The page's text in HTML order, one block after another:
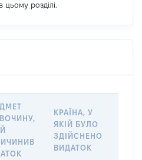
цьому розділі.
КРАЇНА, У
ЯКІЙ БУЛО
ЗДІЙСНЕНО
ВИДАТОК